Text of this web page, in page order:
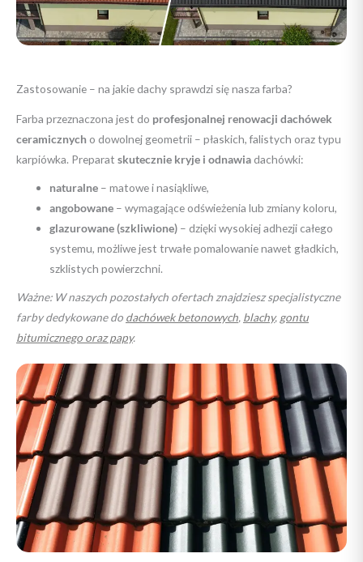
Zastosowanie – na jakie dachy sprawdzi się nasza farba?
Farba przeznaczona jest do profesjonalnej renowacji dachówek
ceramicznych o dowolnej geometrii – płaskich, falistych oraz typu
karpiówka. Preparat skutecznie kryje i odnawia dachówki:
naturalne – matowe i nasiąkliwe,
angobowane – wymagające odświeżenia lub zmiany koloru,
glazurowane (szkliwione) – dzięki wysokiej adhezji całego
systemu, możliwe jest trwałe pomalowanie nawet gładkich,
szklistych powierzchni.
Ważne: W naszych pozostałych ofertach znajdziesz specjalistyczne
farby dedykowane do dachówek betonowych, blachy, gontu
bitumicznego oraz papy.